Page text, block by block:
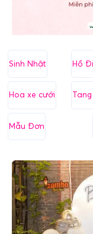
Sinh Nhật Hồ
Hoa xe cưới Tang
Mẫu Đơn